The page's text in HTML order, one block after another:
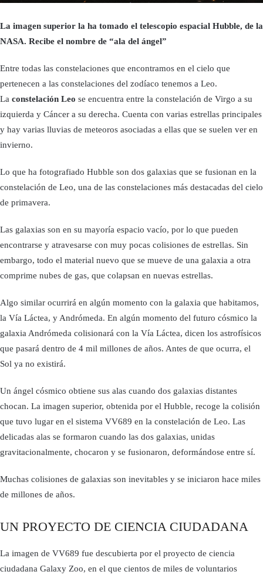
La imagen superior la ha tomado el telescopio espacial Hubble, de la
NASA. Recibe el nombre de “ala del ángel”
Entre todas las constelaciones que encontramos en el cielo que
pertenecen a las constelaciones del zodíaco tenemos a Leo.
La constelación Leo se encuentra entre la constelación de Virgo a su
izquierda y Cáncer a su derecha. Cuenta con varias estrellas principales
y hay varias lluvias de meteoros asociadas a ellas que se suelen ver en
invierno.
Lo que ha fotografiado Hubble son dos galaxias que se fusionan en la
constelación de Leo, una de las constelaciones más destacadas del cielo
de primavera.
Las galaxias son en su mayoría espacio vacío, por lo que pueden
encontrarse y atravesarse con muy pocas colisiones de estrellas. Sin
embargo, todo el material nuevo que se mueve de una galaxia a otra
comprime nubes de gas, que colapsan en nuevas estrellas.
Algo similar ocurrirá en algún momento con la galaxia que habitamos,
la Vía Láctea, y Andrómeda. En algún momento del futuro cósmico la
galaxia Andrómeda colisionará con la Vía Láctea, dicen los astrofísicos
que pasará dentro de 4 mil millones de años. Antes de que ocurra, el
Sol ya no existirá.
Un ángel cósmico obtiene sus alas cuando dos galaxias distantes
chocan. La imagen superior, obtenida por el Hubble, recoge la colisión
que tuvo lugar en el sistema VV689 en la constelación de Leo. Las
delicadas alas se formaron cuando las dos galaxias, unidas
gravitacionalmente, chocaron y se fusionaron, deformándose entre sí.
Muchas colisiones de galaxias son inevitables y se iniciaron hace miles
de millones de años.
UN PROYECTO DE CIENCIA CIUDADANA
La imagen de VV689 fue descubierta por el proyecto de ciencia
ciudadana Galaxy Zoo, en el que cientos de miles de voluntarios